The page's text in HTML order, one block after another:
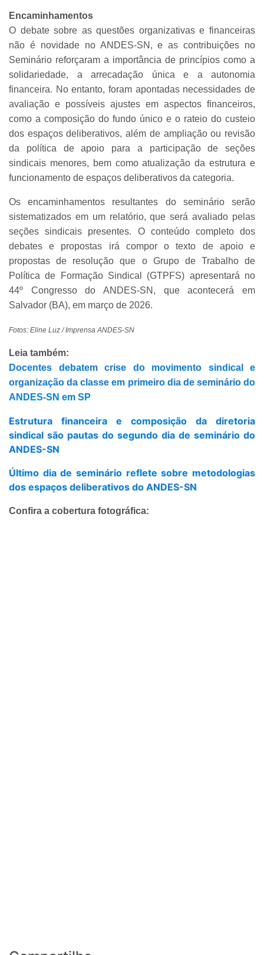
Encaminhamentos
O debate sobre as questões organizativas e financeiras
não é novidade no ANDES-SN, e as contribuições no
Seminário reforçaram a importância de princípios como a
solidariedade, a arrecadação única e a autonomia
financeira. No entanto, foram apontadas necessidades de
avaliação e possíveis ajustes em aspectos financeiros,
como a composição do fundo único e o rateio do custeio
dos espaços deliberativos, além de ampliação ou revisão
da política de apoio para a participação de seções
sindicais menores, bem como atualização da estrutura e
funcionamento de espaços deliberativos da categoria.
Os encaminhamentos resultantes do seminário serão
sistematizados em um relatório, que será avaliado pelas
seções sindicais presentes. O conteúdo completo dos
debates e propostas irá compor o texto de apoio e
propostas de resolução que o Grupo de Trabalho de
Política de Formação Sindical (GTPFS) apresentará no
44º Congresso do ANDES-SN, que acontecerá em
Salvador (BA), em março de 2026.
Fotos: Eline Luz / Imprensa ANDES-SN
Leia também:
Docentes debatem crise do movimento sindical e
organização da classe em primeiro dia de seminário do
ANDES-SN em SP
Estrutura financeira e composição da diretoria
sindical são pautas do segundo dia de seminário do
ANDES-SN
Último dia de seminário reflete sobre metodologias
dos espaços deliberativos do ANDES-SN
Confira a cobertura fotográfica: